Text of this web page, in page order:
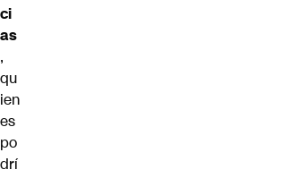
ci
as
,
qu
ien
es
po
drí